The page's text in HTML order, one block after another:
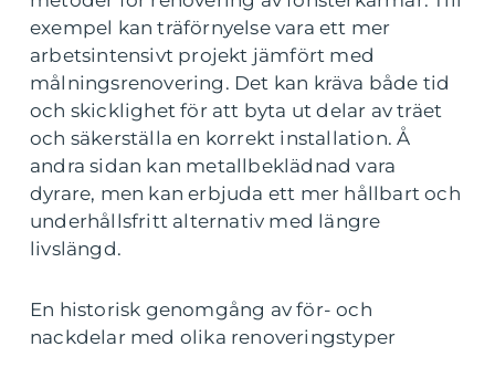
exempel kan träförnyelse vara ett mer
arbetsintensivt projekt jämfört med
målningsrenovering. Det kan kräva både tid
och skicklighet för att byta ut delar av träet
och säkerställa en korrekt installation. Å
andra sidan kan metallbeklädnad vara
dyrare, men kan erbjuda ett mer hållbart och
underhållsfritt alternativ med längre
livslängd.
En historisk genomgång av för- och
nackdelar med olika renoveringstyper